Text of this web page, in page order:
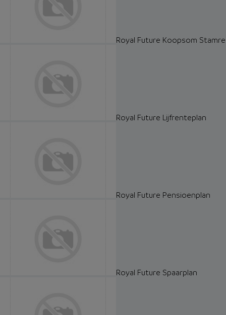
Royal Future Koopsom
Royal Future Lijfrenteplan
Royal Future Pensioenplan
Royal Future Spaarplan